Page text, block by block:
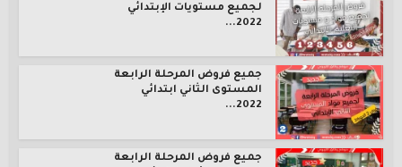
لجميع مستويات الإبتدائي
2022...
جميع فروض المرحلة الرابعة
المستوى الثاني ابتدائي
2022...
جميع فروض المرحلة الرابعة